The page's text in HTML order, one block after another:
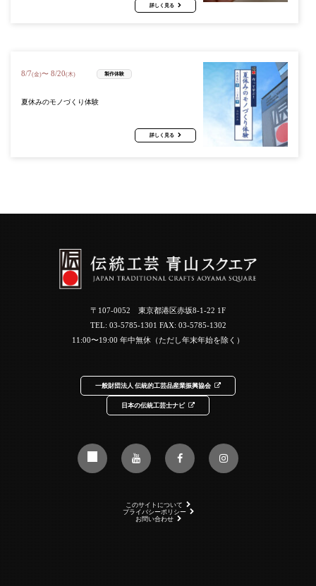
詳しく見る
8/7(金)〜 8/20(木) 製作体験
夏休みのモノづくり体験
詳しく見る
〒107-0052 東京都港区赤坂8-1-22 1F
TEL: 03-5785-1301 FAX: 03-5785-1302
11:00〜19:00 年中無休（ただし年末年始を除く）
一般財団法人 伝統的工芸品産業振興協会
日本の伝統工芸士ナビ
このサイトについて
プライバシーポリシー
お問い合わせ